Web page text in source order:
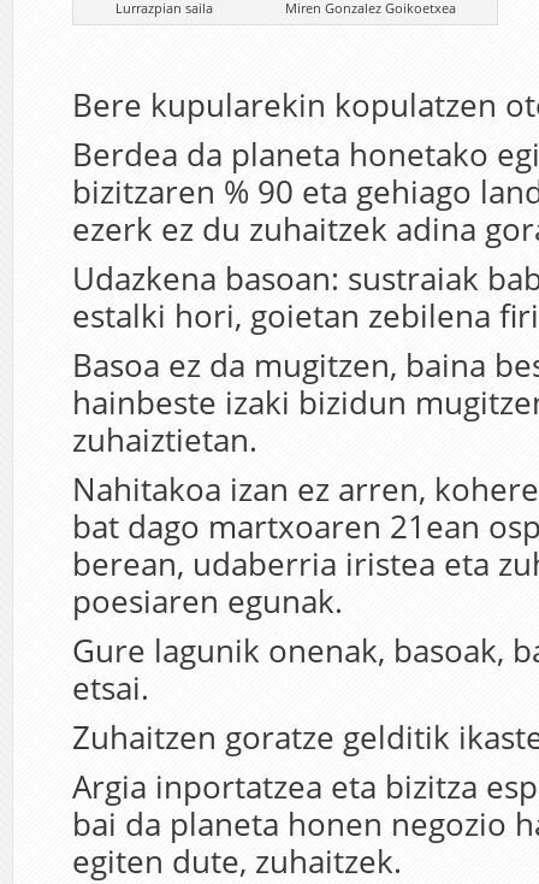
Lurrazpian saila Miren Gonzalez Goikoetxea
Bere kupularekin kopulatzen
Berdea da planeta honetako
bizitzaren % 90 eta gehiago
ezerk ez du zuhaitzek adina
Udazkena basoan: sustraiak
estalki hori, goietan zebilena
Basoa ez da mugitzen, baina
hainbeste izaki bizidun
zuhaiztietan.
Nahitakoa izan ez arren,
bat dago martxoaren 21ean
berean, udaberria iristea eta
poesiaren egunak.
Gure lagunik onenak, basoak,
etsai.
Zuhaitzen goratze gelditik
Argia inportatzea eta bizitza
bai da planeta honen negozio
egiten dute, zuhaitzek.